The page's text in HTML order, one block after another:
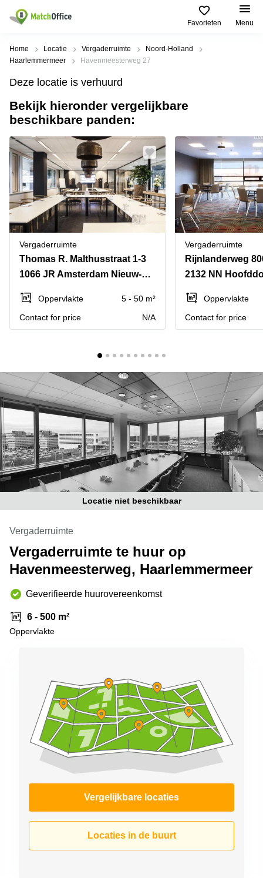
Favorieten Menu
Huren / Verhuren
Productpagina's
Kantoorruimten
Business
Flexplekken
Coworking
Spaces
Vergaderruimten
Virtueel
Kantoor
Bedrijfsruimte
Populaire
Steden
Alkmaar
Oost
Amsterdam
Westpoort
Bergen
op
Zoom
Amersfoort
Breda
Hengelo
Hilversum
Hoofddorp
Tiel
Tilburg
Zwolle
Amsterdam
Westpoort
Populaire
zoekopdrachten
Kantoorruimte
in Breda
Kantoor
huren
Bergen
op
Zoom
Kantoor
huren
Tiel
Kantoor
huren
Reeuwijk
Business
Arnhem
Westpoort
Business
center
Hilversum
Business
center
Den
Haag
Coworking
space
Coworking
Arnhem
Kantoorruimte
in Arnhem
space
Coworking
space
Kantoor
Huren
Hengelo
Bedrijfsruimte
Huren in
Help
Over ons
Voeg je kantoorruimte toe
Huurprijs
Log in
Home Locatie Vergaderruimte
Noord-Holland
Haarlemmermeer
Havenmeesterweg 27
Deze locatie is verhuurd
Bekijk hieronder vergelijkbare
beschikbare panden:
Vergaderruimte
Thomas R. Malthusstraat 1-3
1066 JR Amsterdam Nieuw-West
Oppervlakte
5 - 50 m²
Contact for price
N/A
Vergaderruimte
Rijnlanderweg
2132 NN
Oppervlakte
Contact for price
Locatie niet beschikbaar
Vergaderruimte
Vergaderruimte te huur op
Havenmeesterweg, Haarlemmermeer
Geverifieerde huurovereenkomst
6 - 500 m²
Oppervlakte
Vergelijkbare locaties
Locaties in de buurt